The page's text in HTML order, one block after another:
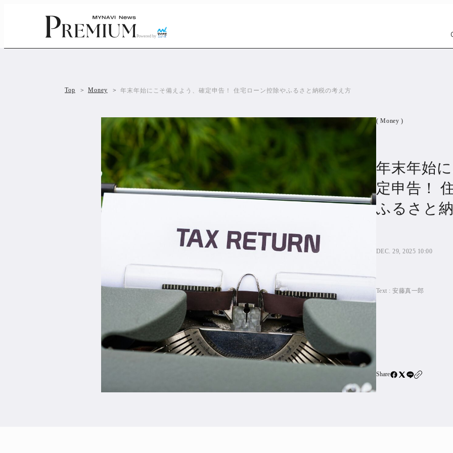
Powered by
Car1299
PR
SBIネオ
All Articles
Top Money 年末年始にこそ備えよう、確定申告！ 住宅ローン控除やふるさと納税の考え方
( Money )
年末年始
定申告！
ふるさと
DEC. 29, 2025 10:00
Text :安藤真一郎
Share